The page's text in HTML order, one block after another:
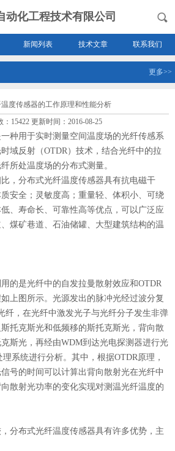
动化工程技术有限公司
新闻列表 技术文章 联系我们
更多>>
度传感器的工作原理和性能分析
：15422 更新时间：2016-08-25
种用于实时测量空间温度场的光纤传感系
域反射（OTDR）技术，结合光纤中的拉
所处温度场的分布式测量。
，分布式光纤温度传感器具有抗电磁干
安全；灵敏度高；重量轻、体积小、可绕
、寿命长、可靠性高等优点，可以广泛应
煤矿巷道、石油储罐、大型建筑结构的温
的是光纤中的自发拉曼散射效应和OTDR
上图所示。光源发出的脉冲光经过波分复
纤，在光纤中激发光子与光纤分子发生非弹
托克斯光和低频移的斯托克斯光，背向散
斯光，再经由WDM到达光电探测器进行光
系统进行分析。其中，根据OTDR原理，
号的时间可以计算出背向散射光在光纤中
散射光功率的变化实现对测温光纤温度的
分布式光纤温度传感器具有许多优势，主